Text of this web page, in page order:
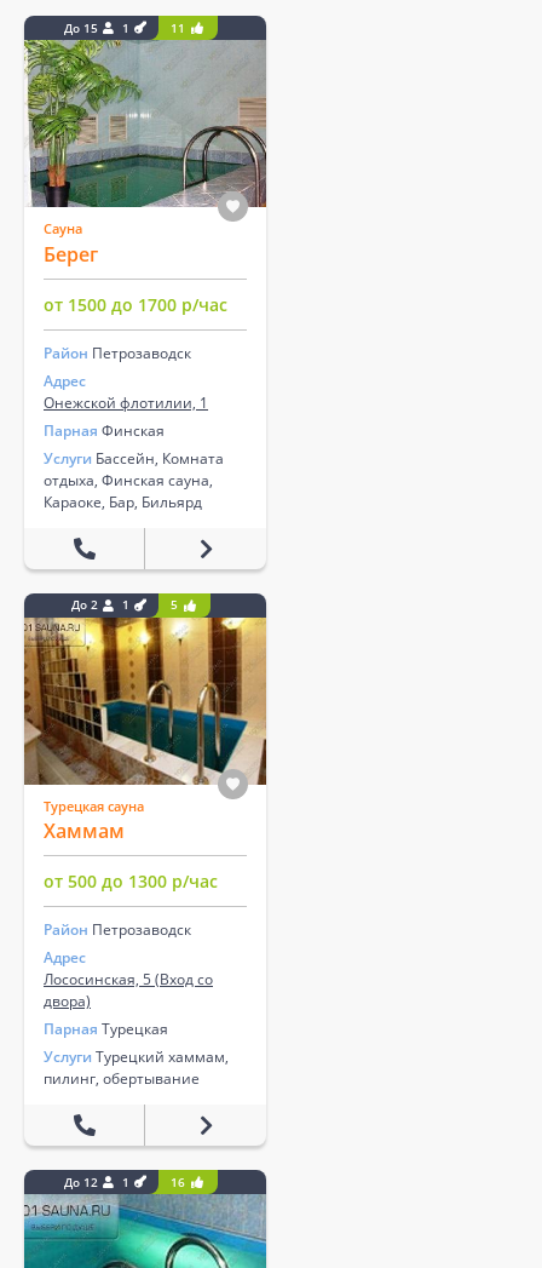
До 15 1 11
Сауна
Берег
от 1500 до 1700 р/час
Район Петрозаводск
Адрес
Онежской флотилии, 1
Парная Финская
Услуги Бассейн, Комната
отдыха, Финская сауна,
Караоке, Бар, Бильярд
До 2 1 5
Турецкая сауна
Хаммам
от 500 до 1300 р/час
Район Петрозаводск
Адрес
Лососинская, 5 (Вход со
двора)
Парная Турецкая
Услуги Турецкий хаммам,
пилинг, обертывание
До 12 1 16